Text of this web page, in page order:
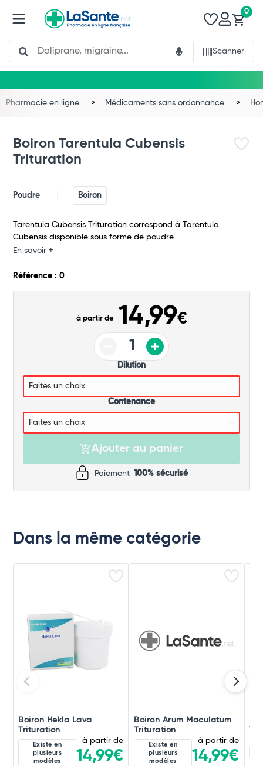
Search
Scanner
0
Total
Pharmacie en ligne Médicaments sans ordonnance
Boiron Tarentula Cubensis
Trituration
Poudre Boiron
Tarentula Cubensis Trituration correspond à Tarentula
Cubensis disponible sous forme de poudre.
En savoir +
Référence : 0
à partir de 14,99€
Dilution
Contenance
Ajouter au panier
Paiement 100% sécurisé
Dans la même catégorie
Boiron Hekla Lava
Trituration
Existe en
plusieurs
modèles
à partir de
14,99€
Boiron Arum Maculatum
Trituration
Existe en
plusieurs
modèles
à partir de
14,99€